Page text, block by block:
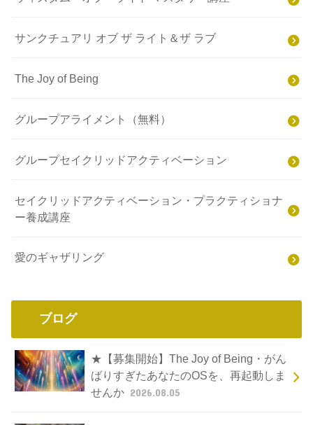
サンクチュアリ オブ ザ ライト＆ザ ラブ
The Joy of Being
グループアライメント（無料）
グループセイクリッドアクティベーション
セイクリッドアクティベーション・プラクティショナ
ー養成講座
愛のギャザリング
ブログ
★【募集開始】The Joy of Being・がん
ばりすぎたあなたのOSを、再起動しま
せんか 2026.08.05